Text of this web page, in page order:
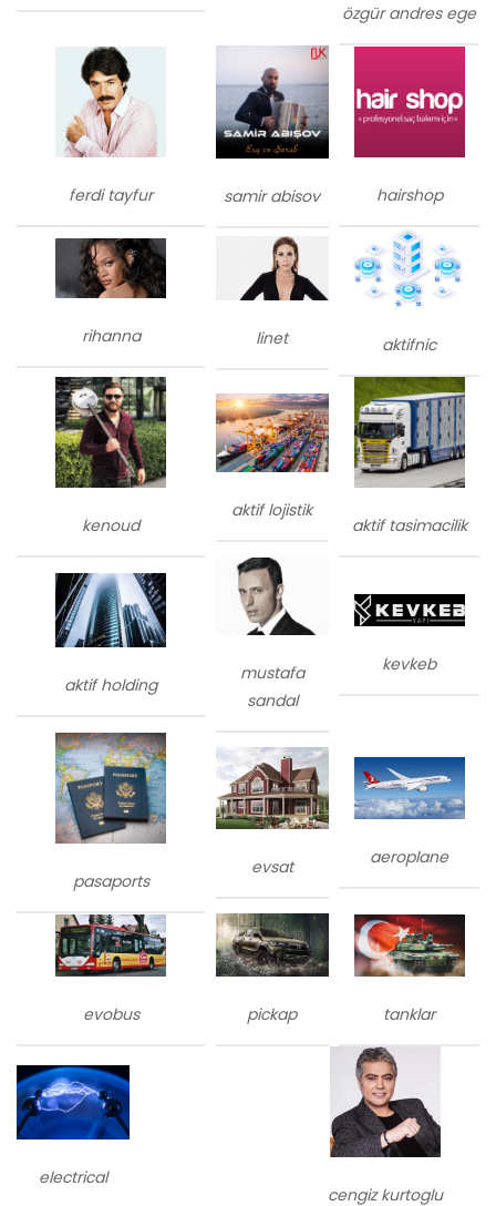
özgür andres ege
ferdi tayfur samir abisov hairshop
rihanna linet aktifnic
kenoud
aktif lojistik
aktif tasimacilik
aktif holding
mustafa
sandal
kevkeb
pasaports
evsat aeroplane
evobus pickap tanklar
electrical
cengiz kurtoglu